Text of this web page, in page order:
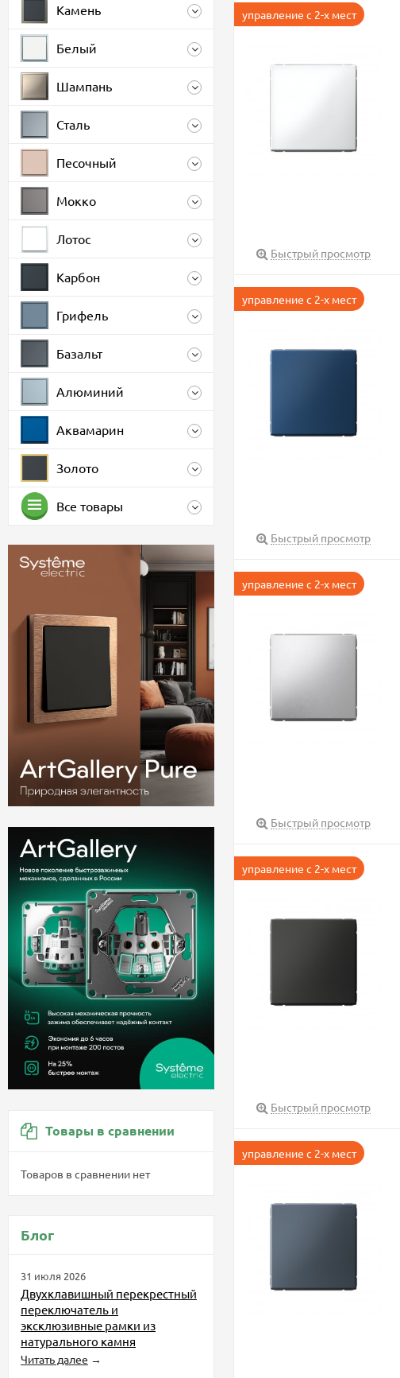
Камень
Белый
Шампань
Сталь
Песочный
Мокко
Лотос
Карбон
Грифель
Базальт
Алюминий
Аквамарин
Золото
Все товары
Товары в сравнении
Товаров в сравнении нет
Блог
31 июля 2026
Двухклавишный перекрестный
переключатель и
эксклюзивные рамки из
натурального камня
Читать далее →
управление с 2-х мест
Быстрый просмотр
управление с 2-х мест
Быстрый просмотр
управление с 2-х мест
Быстрый просмотр
управление с 2-х мест
Быстрый просмотр
управление с 2-х мест